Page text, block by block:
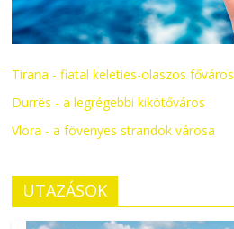
Tirana - fiatal keleties-olaszos főváros
Durrës - a legrégebbi kikötőváros
Vlora - a fövenyes strandok városa
UTAZÁSOK